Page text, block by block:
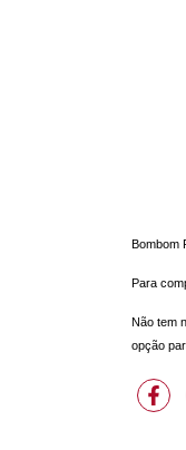
Bombom
Para
Não tem
opção